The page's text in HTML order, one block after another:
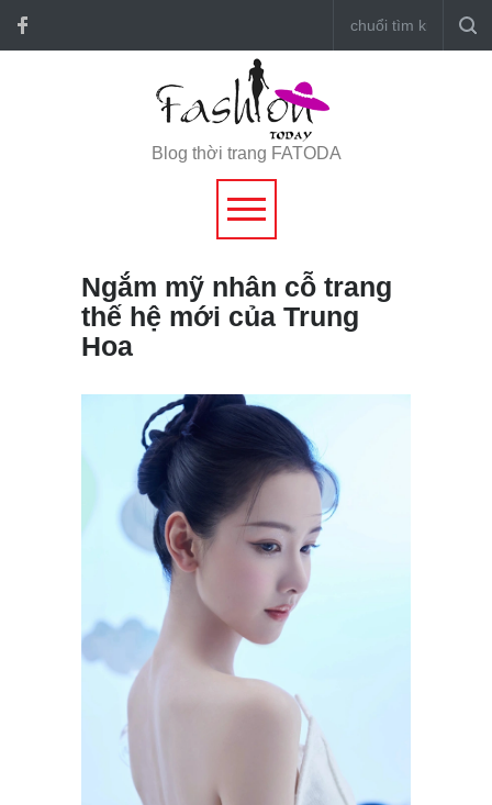
Blog thời trang FATODA
Ngắm mỹ nhân cỗ trang
thế hệ mới của Trung
Hoa